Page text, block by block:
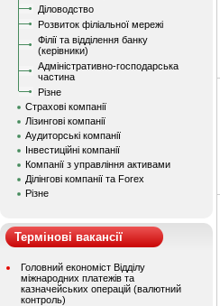
Діловодство
Розвиток філіальної мережі
Філії та відділення банку
(керівники)
Адміністративно-господарська
частина
Різне
Страхові компанії
Лізингові компанії
Аудиторські компанії
Інвестиційні компанії
Компанії з управління активами
Ділінгові компанії та Forex
Різне
Термінові вакансії
Головний економіст Відділу
міжнародних платежів та
казначейських операцій (валютний
контроль)